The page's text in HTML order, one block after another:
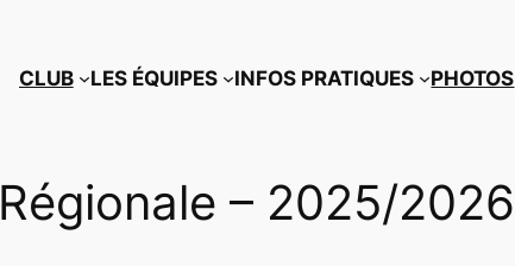
CLUB LES ÉQUIPES INFOS PRATIQUES PHOTOS
Régionale – 2025/2026